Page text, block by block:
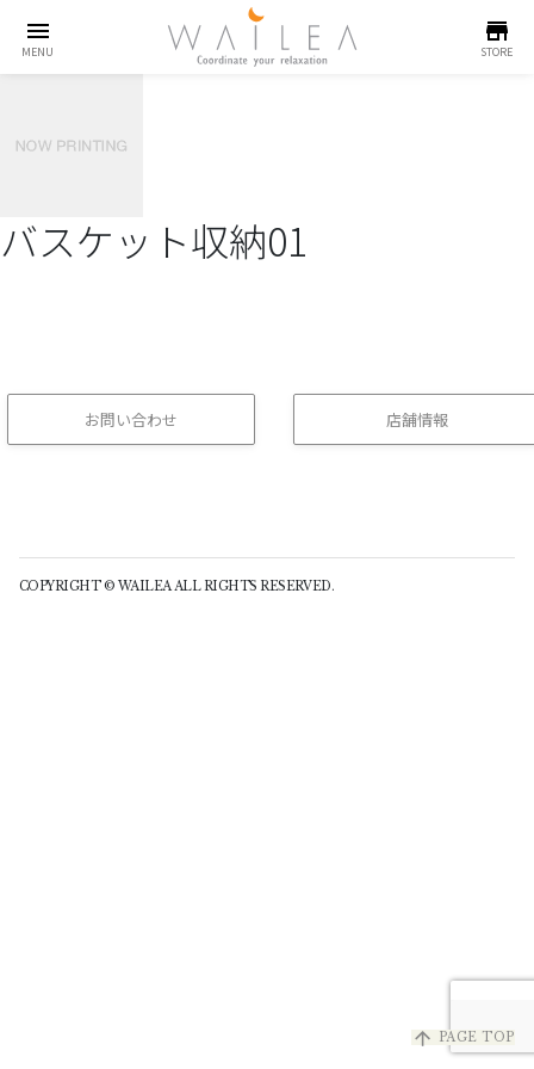
menu
MENU
store
STORE
バスケット収納01
お問い合わせ 店舗情報
arrow_upward PAGE TOP
COPYRIGHT © WAILEA ALL RIGHTS RESERVED.